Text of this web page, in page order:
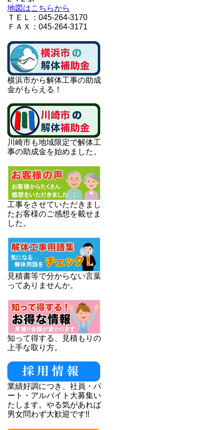
地図はこちらから
ＴＥＬ：045-264-3170
ＦＡＸ：045-264-3171
横浜市から解体工事の助成
金がもらえる！
川崎市も地域限定で解体工
事の助成金を始めました。
工事をさせていただきまし
たお客様のご感想を載せま
した。
見積書等で分からない言葉
ってありませんか。
知って得する、見積もりの
上手な取り方。
業績好調につき、社員・パ
ート・アルバイト大募集い
たします。やる気があれば
男女問わず大歓迎です!!